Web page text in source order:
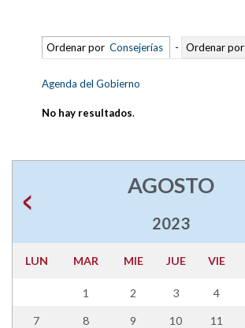
Ordenar por Consejerías - Ordenar por
Agenda del Gobierno
No hay resultados.
AGOSTO
2023
LUN MAR MIE JUE VIE
1 2 3 4
7 8 9 10 11